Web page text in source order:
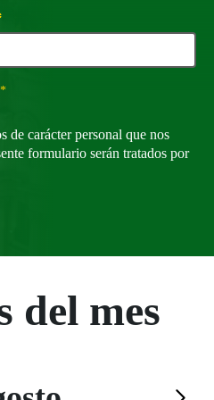
*Campo obligatorio
de carácter personal que nos
formulario serán tratados por
del mes
calendario